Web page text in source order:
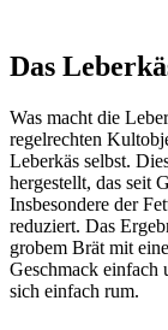
Das
Was macht die
regelrechten
Leberkäs selbst.
hergestellt, das seit
Insbesondere der
reduziert. Das
grobem Brät mit
Geschmack einfach
sich einfach rum.